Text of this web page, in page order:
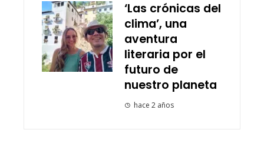
‘Las crónicas del
clima’, una
aventura
literaria por el
futuro de
nuestro planeta
hace 2 años